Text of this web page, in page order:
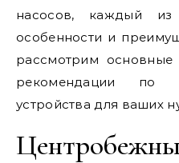
насосов, каждый
особенности и
рассмотрим
рекомендации по
устройства для ваших